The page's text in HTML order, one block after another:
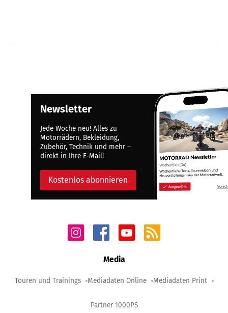
Newsletter
Jede Woche neu! Alles zu
Motorrädern, Bekleidung,
Zubehör, Technik und mehr –
direkt in Ihre E-Mail!
Kostenlos abonnieren
Media
Touren und Trainings Mediadaten Online Mediadaten Print
Partner 1000PS